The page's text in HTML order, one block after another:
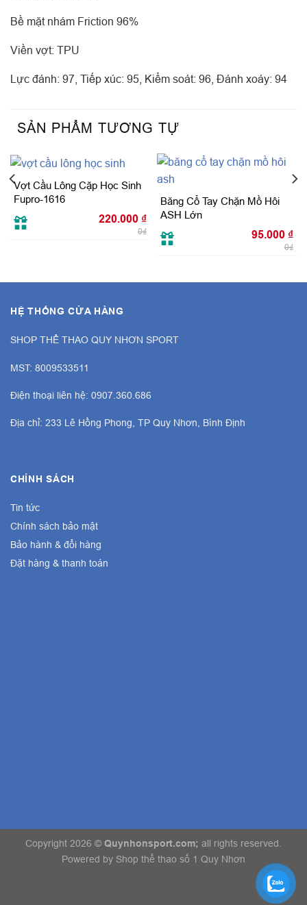
Bề mặt nhám Friction 96%
Viền vợt: TPU
Lực đánh: 97, Tiếp xúc: 95, Kiểm soát: 96, Đánh xoáy: 94
SẢN PHẨM TƯƠNG TỰ
Vợt Cầu Lông Cặp Học Sinh
Fupro-1616
220.000 ₫
0₫
Băng Cổ Tay Chặn Mồ Hôi
ASH Lớn
95.000 ₫
0₫
HỆ THỐNG CỬA HÀNG
SHOP THỂ THAO QUY NHƠN SPORT
MST: 8009533511
Điện thoại liên hệ: 0907.360.686
Địa chỉ: 233 Lê Hồng Phong, TP Quy Nhơn, Bình Định
CHÍNH SÁCH
Tin tức
Chính sách bảo mật
Bảo hành & đổi hàng
Đặt hàng & thanh toán
Copyright 2026 © Quynhonsport.com; all rights reserved.
Powered by Shop thể thao số 1 Quy Nhơn